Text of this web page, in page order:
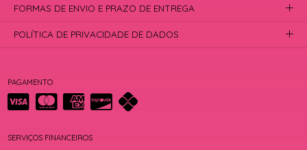
PAGAMENTO
SERVIÇOS FINANCEIROS
FORMAS DE ENVIO E PRAZO DE ENTREGA
POLÍTICA DE PRIVACIDADE DE DADOS